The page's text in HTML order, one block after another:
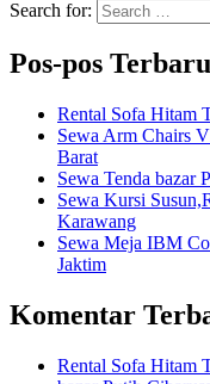
Search for:
Pos-pos Terbaru
Rental Sofa Hitam
Sewa Arm Chairs
Barat
Sewa Tenda bazar
Sewa Kursi
Karawang
Sewa Meja IBM
Jaktim
Komentar
Rental Sofa Hitam